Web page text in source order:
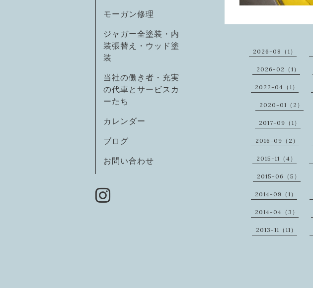
モーガン修理
ジャガー全塗装・内
装張替え・ウッド塗
装
当社の働き者・充実
の代車とサービスカ
ーたち
カレンダー
ブログ
お問い合わせ
2026-08（1）
2026-02（1）
2022-04（1）
2020-01（2）
2017-09（1）
2016-09（2）
2015-11（4）
2015-06（5）
2014-09（1）
2014-04（3）
2013-11（11）